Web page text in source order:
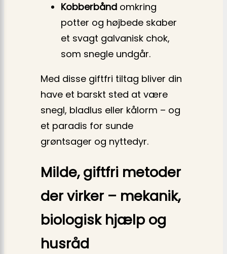
Kobberbånd omkring
potter og højbede skaber
et svagt galvanisk chok,
som snegle undgår.
Med disse giftfri tiltag bliver din
have et barskt sted at være
snegl, bladlus eller kålorm – og
et paradis for sunde
grøntsager og nyttedyr.
Milde, giftfri metoder
der virker – mekanik,
biologisk hjælp og
husråd